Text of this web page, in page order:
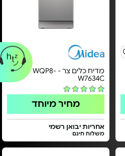
מדיח כלים צר - WQP8-
W7634C
מחיר מיוחד
אחריות יבואן רשמי
משלוח חינם